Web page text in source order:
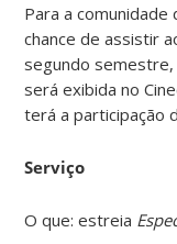
Para a comunidade
chance de assistir
segundo
será exibida no
terá a participação
Serviço
O que: estreia